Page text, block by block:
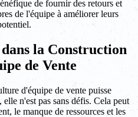
de fournir des retours et
de l'équipe à améliorer leurs
la Construction
de Vente
d'équipe de vente puisse
n'est pas sans défis. Cela peut
le manque de ressources et les